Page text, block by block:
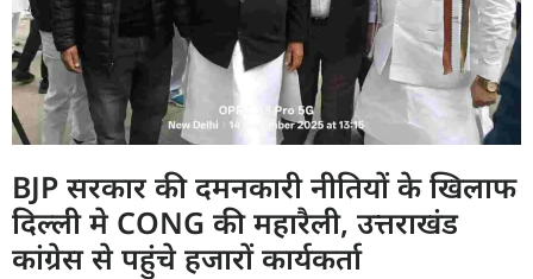
BJP सरकार की दमनकारी नीतियों के खिलाफ
दिल्ली मे CONG की महारैली, उत्तराखंड
कांग्रेस से पहुंचे हजारों कार्यकर्ता